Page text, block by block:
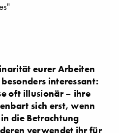
eurer Arbeiten
interessant:
oft illusionär – ihre
sich erst, wenn
die Betrachtung
verwendet ihr für